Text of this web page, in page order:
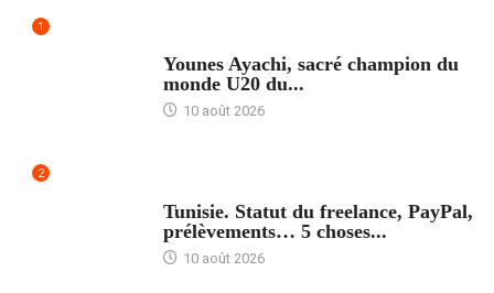
1
Younes Ayachi, sacré champion du
monde U20 du...
10 août 2026
2
Tunisie. Statut du freelance, PayPal,
prélèvements… 5 choses...
10 août 2026